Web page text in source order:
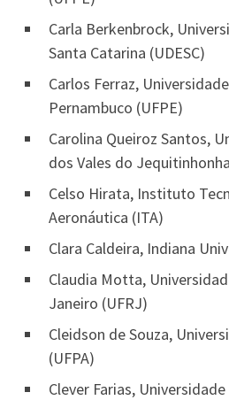
Carla Berkenbrock,
Santa Catarina (UDESC)
Carlos Ferraz,
Pernambuco (UFPE)
Carolina Queiroz Santos,
dos Vales do
Celso Hirata, Instituto
Aeronáutica (ITA)
Clara Caldeira, Indiana
Claudia Motta,
Janeiro (UFRJ)
Cleidson de Souza,
(UFPA)
Clever Farias,